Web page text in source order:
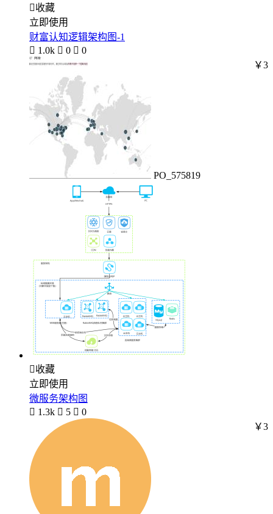
收藏
立即使用
财富认知逻辑架构图-1
 1.0k  0  0
PO_575819
￥3
收藏
立即使用
微服务架构图
 1.3k  5  0
￥3